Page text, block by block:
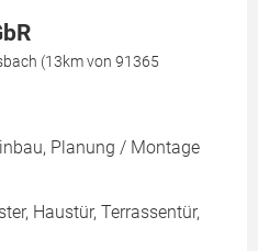
(13km von 91365
Planung / Montage
Haustür, Terrassentür,